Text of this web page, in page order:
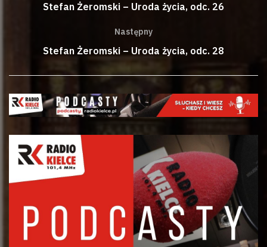
Stefan Żeromski – Uroda życia, odc. 26
Następny
Stefan Żeromski – Uroda życia, odc. 28